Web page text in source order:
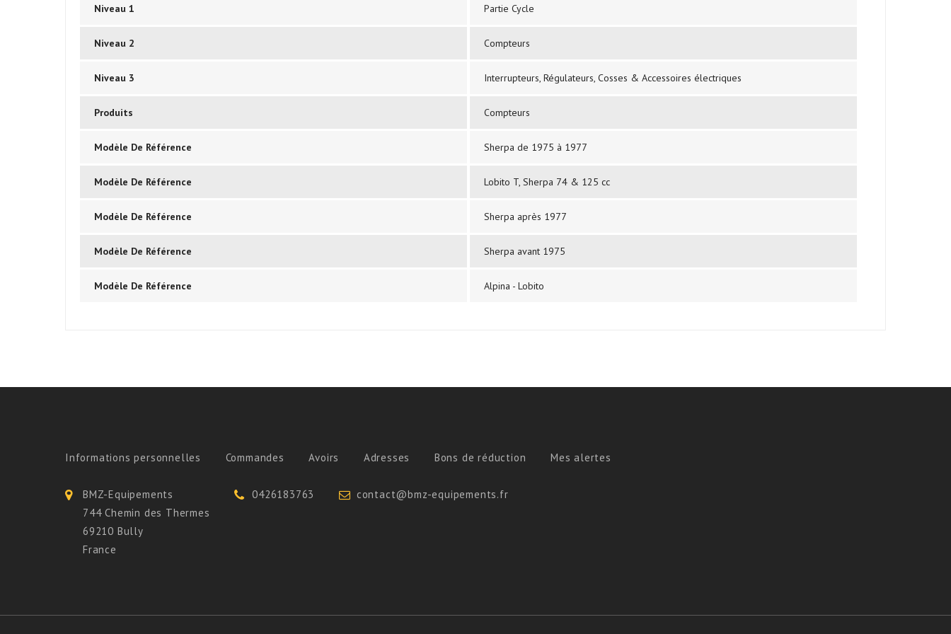
Niveau 1 Partie Cycle
Niveau 2 Compteurs
Niveau 3 Interrupteurs, Régulateurs, Cosses & Accessoires électriques
Produits Compteurs
Modèle De Référence Sherpa de 1975 à 1977
Modèle De Référence Lobito T, Sherpa 74 & 125 cc
Modèle De Référence Sherpa après 1977
Modèle De Référence Sherpa avant 1975
Modèle De Référence Alpina - Lobito
Informations personnelles Commandes Avoirs Adresses Bons de réduction Mes alertes
BMZ-Equipements
744 Chemin des Thermes
69210 Bully
France
0426183763 contact@bmz-equipements.fr